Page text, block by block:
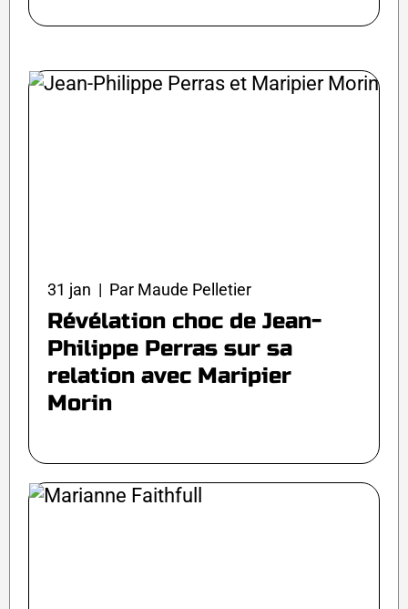
31 jan | Par Maude Pelletier
Révélation choc de Jean-
Philippe Perras sur sa
relation avec Maripier
Morin